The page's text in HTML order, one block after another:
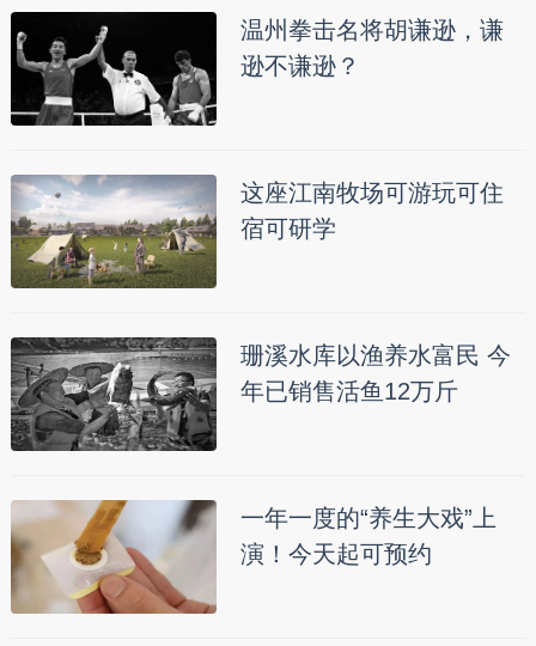
温州拳击名将胡谦逊，谦
逊不谦逊？
这座江南牧场可游玩可住
宿可研学
珊溪水库以渔养水富民 今
年已销售活鱼12万斤
一年一度的“养生大戏”上
演！今天起可预约